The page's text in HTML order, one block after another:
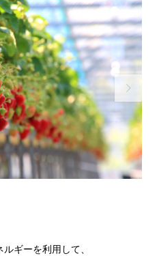

ギーを利用して、